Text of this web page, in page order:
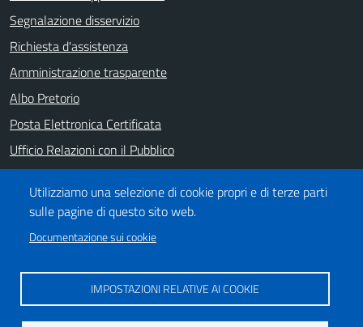
Utilizziamo una selezione di cookie propri e di terze parti
sulle pagine di questo sito web.
Documentazione sui cookie
IMPOSTAZIONI RELATIVE AI COOKIE
Segnalazione disservizio
Richiesta d'assistenza
Amministrazione trasparente
Albo Pretorio
Posta Elettronica Certificata
Ufficio Relazioni con il Pubblico
Note legali
Informativa privacy